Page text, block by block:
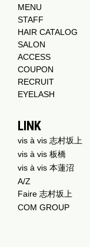
MENU
STAFF
HAIR CATALOG
SALON
ACCESS
COUPON
RECRUIT
EYELASH
LINK
vis à vis 志村坂上
vis à vis 板橋
vis à vis 本蓮沼
A/Z
Faire 志村坂上
COM GROUP